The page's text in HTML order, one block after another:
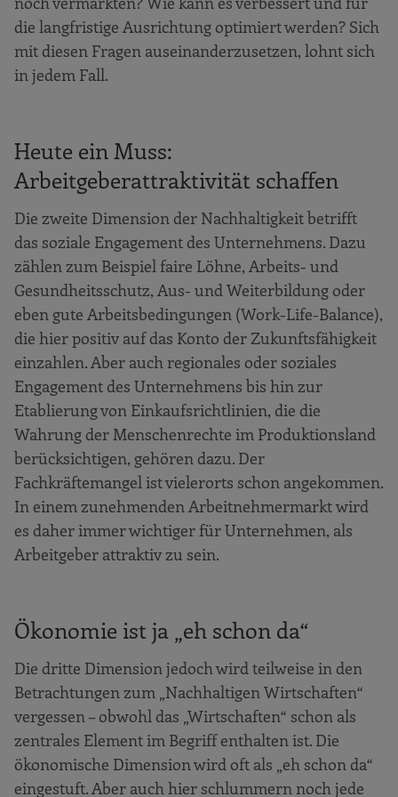
die langfristige Ausrichtung optimiert werden? Sich
mit diesen Fragen auseinanderzusetzen, lohnt sich
in jedem Fall.
Heute ein Muss:
Arbeitgeberattraktivität schaffen
Die zweite Dimension der Nachhaltigkeit betrifft
das soziale Engagement des Unternehmens. Dazu
zählen zum Beispiel faire Löhne, Arbeits- und
Gesundheitsschutz, Aus- und Weiterbildung oder
eben gute Arbeitsbedingungen (Work-Life-Balance),
die hier positiv auf das Konto der Zukunftsfähigkeit
einzahlen. Aber auch regionales oder soziales
Engagement des Unternehmens bis hin zur
Etablierung von Einkaufsrichtlinien, die die
Wahrung der Menschenrechte im Produktionsland
berücksichtigen, gehören dazu. Der
Fachkräftemangel ist vielerorts schon angekommen.
In einem zunehmenden Arbeitnehmermarkt wird
es daher immer wichtiger für Unternehmen, als
Arbeitgeber attraktiv zu sein.
Ökonomie ist ja „eh schon da“
Die dritte Dimension jedoch wird teilweise in den
Betrachtungen zum „Nachhaltigen Wirtschaften“
vergessen – obwohl das „Wirtschaften“ schon als
zentrales Element im Begriff enthalten ist. Die
ökonomische Dimension wird oft als „eh schon da“
eingestuft. Aber auch hier schlummern noch jede